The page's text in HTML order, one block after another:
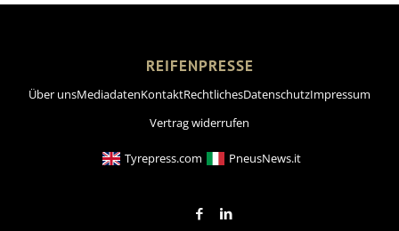
REIFENPRESSE
Über unsMediadatenKontaktRechtlichesDatenschutzImpressum
Vertrag widerrufen
Tyrepress.com PneusNews.it